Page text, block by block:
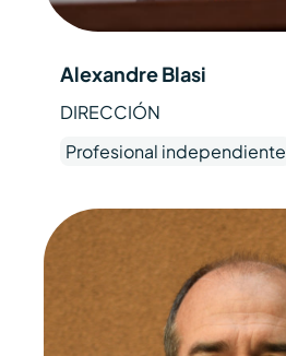
Alexandre Blasi
DIRECCIÓN
Profesional independiente